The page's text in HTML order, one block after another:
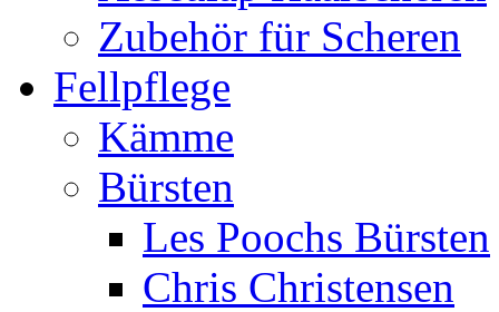
Zubehör für Scheren
Fellpflege
Kämme
Bürsten
Les Poochs Bürsten
Chris Christensen